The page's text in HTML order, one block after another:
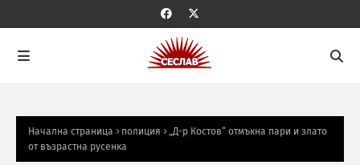
Начална страница полиция
„Д-р Костов“ отмъкна пари и злато
от възрастна русенка